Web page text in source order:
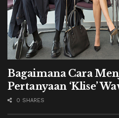
Bagaimana Cara
Pertanyaan ‘Klise’
0 SHARES